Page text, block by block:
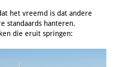
het vreemd is dat andere
standaards hanteren.
die eruit springen: